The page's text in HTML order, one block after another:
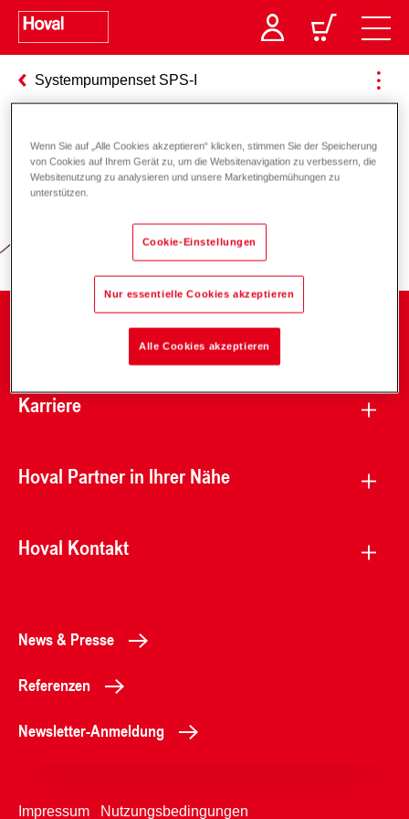
Systempumpenset SPS-I
Verantwortung für Energie und
Karriere
Hoval Partner in Ihrer Nähe
Hoval Kontakt
News & Presse
Referenzen
Newsletter-Anmeldung
Impressum Nutzungsbedingungen
Wenn Sie auf „Alle Cookies akzeptieren“ klicken, stimmen Sie der Speicherung
von Cookies auf Ihrem Gerät zu, um die Websitenavigation zu verbessern, die
Websitenutzung zu analysieren und unsere Marketingbemühungen zu
unterstützen.
Cookie-Einstellungen
Nur essentielle Cookies akzeptieren
Alle Cookies akzeptieren